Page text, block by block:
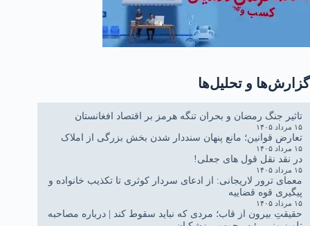
گزارش‌ها و تحلیل‌ها
تاثیر جنگ رمضان و بحران تنگه هرمز بر اقتصاد افغانستان
۱۵ مرداد ۱۴۰۵
تعارض قوانین؛ مانع پنهان سنددار شدن بخش بزرگی از املاک
۱۵ مرداد ۱۴۰۵
در نقد نقل قول های جعلی!
۱۵ مرداد ۱۴۰۵
معمای ترور لاریجانی: از ادعای سردار کوثری تا تکذیب خانواده و
پیگیری قوه قضاییه
۱۵ مرداد ۱۴۰۵
حقیقتِ بیرون از قاب؛ مردی که نباید سقوط کند | درباره مصاحبه